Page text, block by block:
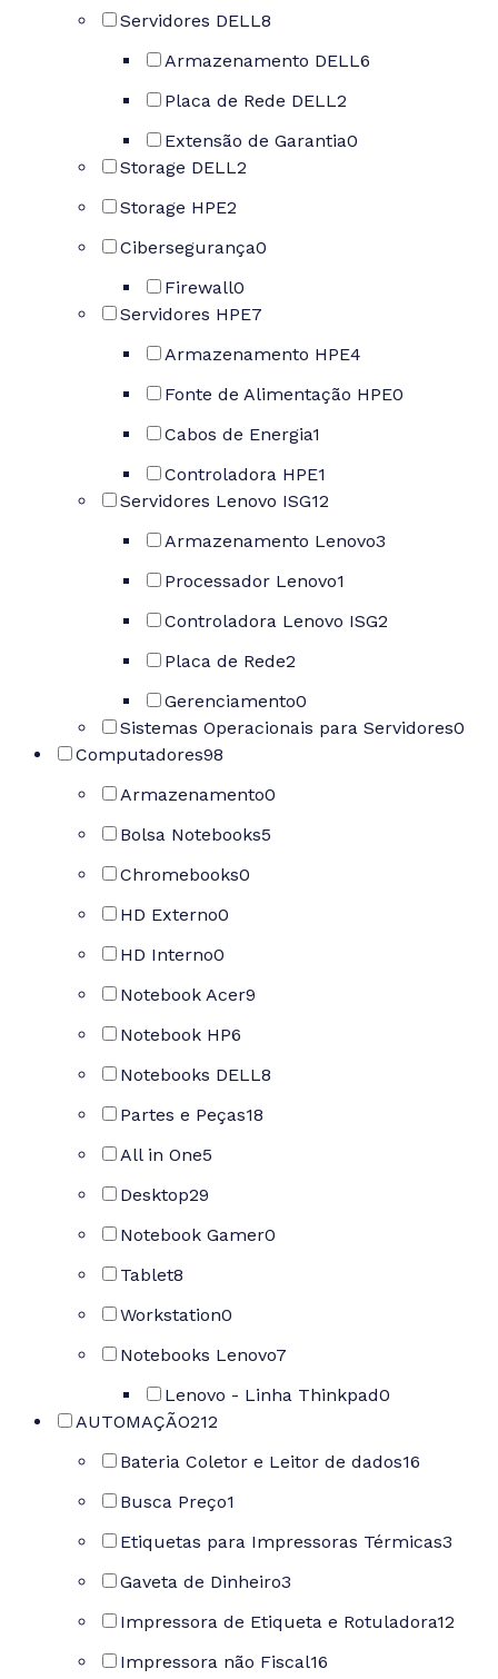
Servidores DELL8
Armazenamento DELL6
Placa de Rede DELL2
Extensão de Garantia0
Storage DELL2
Storage HPE2
Cibersegurança0
Firewall0
Servidores HPE7
Armazenamento HPE4
Fonte de Alimentação HPE0
Cabos de Energia1
Controladora HPE1
Servidores Lenovo ISG12
Armazenamento Lenovo3
Processador Lenovo1
Controladora Lenovo ISG2
Placa de Rede2
Gerenciamento0
Sistemas Operacionais para Servidores0
Computadores98
Armazenamento0
Bolsa Notebooks5
Chromebooks0
HD Externo0
HD Interno0
Notebook Acer9
Notebook HP6
Notebooks DELL8
Partes e Peças18
All in One5
Desktop29
Notebook Gamer0
Tablet8
Workstation0
Notebooks Lenovo7
Lenovo - Linha Thinkpad0
AUTOMAÇÃO212
Bateria Coletor e Leitor de dados16
Busca Preço1
Etiquetas para Impressoras Térmicas3
Gaveta de Dinheiro3
Impressora de Etiqueta e Rotuladora12
Impressora não Fiscal16